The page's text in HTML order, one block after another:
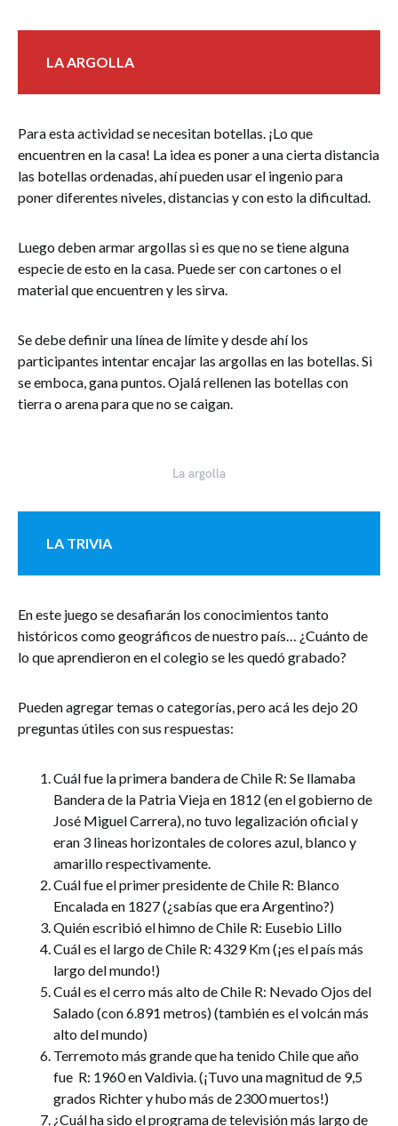
LA ARGOLLA
Para esta actividad se necesitan botellas. ¡Lo que
encuentren en la casa! La idea es poner a una cierta distancia
las botellas ordenadas, ahí pueden usar el ingenio para
poner diferentes niveles, distancias y con esto la dificultad.
Luego deben armar argollas si es que no se tiene alguna
especie de esto en la casa. Puede ser con cartones o el
material que encuentren y les sirva.
Se debe definir una línea de límite y desde ahí los
participantes intentar encajar las argollas en las botellas. Si
se emboca, gana puntos. Ojalá rellenen las botellas con
tierra o arena para que no se caigan.
La argolla
LA TRIVIA
En este juego se desafiarán los conocimientos tanto
históricos como geográficos de nuestro país… ¿Cuánto de
lo que aprendieron en el colegio se les quedó grabado?
Pueden agregar temas o categorías, pero acá les dejo 20
preguntas útiles con sus respuestas:
Cuál fue la primera bandera de Chile R: Se llamaba
Bandera de la Patria Vieja en 1812 (en el gobierno de
José Miguel Carrera), no tuvo legalización oficial y
eran 3 lineas horizontales de colores azul, blanco y
amarillo respectivamente.
Cuál fue el primer presidente de Chile R: Blanco
Encalada en 1827 (¿sabías que era Argentino?)
Quién escribió el himno de Chile R: Eusebio Lillo
Cuál es el largo de Chile R: 4329 Km (¡es el país más
largo del mundo!)
Cuál es el cerro más alto de Chile R: Nevado Ojos del
Salado (con 6.891 metros) (también es el volcán más
alto del mundo)
Terremoto más grande que ha tenido Chile que año
fue R: 1960 en Valdivia. (¡Tuvo una magnitud de 9,5
grados Richter y hubo más de 2300 muertos!)
¿Cuál ha sido el programa de televisión más largo de